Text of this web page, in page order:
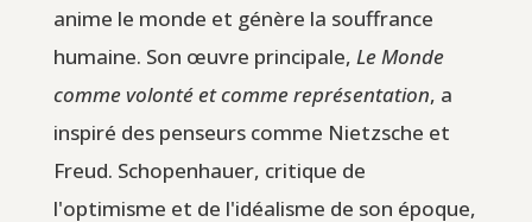
anime le monde et génère la souffrance
humaine. Son œuvre principale, Le Monde
comme volonté et comme représentation, a
inspiré des penseurs comme Nietzsche et
Freud. Schopenhauer, critique de
l'optimisme et de l'idéalisme de son époque,